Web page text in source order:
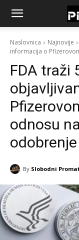
Naslovnica Najnovije
informacija o
FDA traži
odnosu
odobrenje
By Slobodni